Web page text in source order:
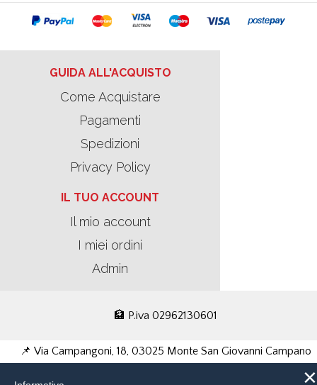
GUIDA ALL'ACQUISTO
Come Acquistare
Pagamenti
Spedizioni
Privacy Policy
IL TUO ACCOUNT
Il mio account
I miei ordini
Admin
🏦 P.iva 02962130601
📌 Via Campangoni, 18, 03025 Monte San Giovanni Campano
×